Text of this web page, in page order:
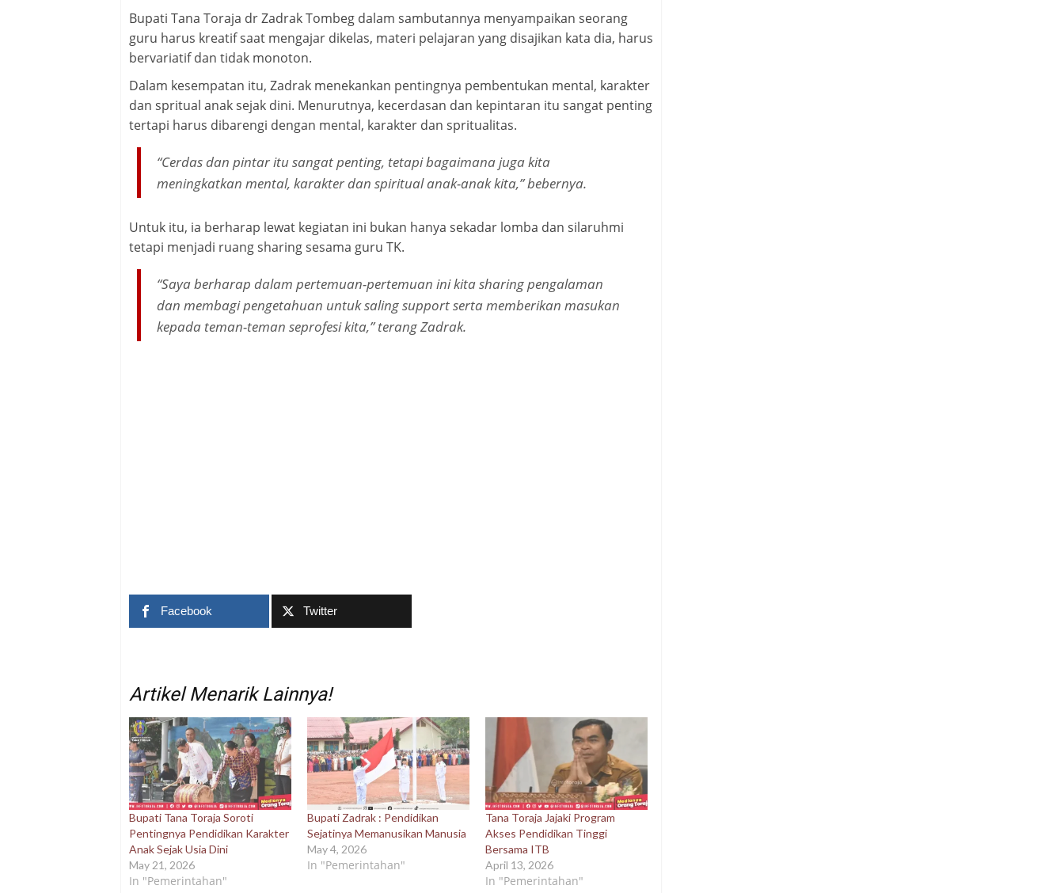
Bupati Tana Toraja dr Zadrak Tombeg dalam sambutannya menyampaikan seorang
guru harus kreatif saat mengajar dikelas, materi pelajaran yang disajikan kata dia, harus
bervariatif dan tidak monoton.
Dalam kesempatan itu, Zadrak menekankan pentingnya pembentukan mental, karakter
dan spritual anak sejak dini. Menurutnya, kecerdasan dan kepintaran itu sangat penting
tertapi harus dibarengi dengan mental, karakter dan spritualitas.
“Cerdas dan pintar itu sangat penting, tetapi bagaimana juga kita
meningkatkan mental, karakter dan spiritual anak-anak kita,” bebernya.
Untuk itu, ia berharap lewat kegiatan ini bukan hanya sekadar lomba dan silaruhmi
tetapi menjadi ruang sharing sesama guru TK.
“Saya berharap dalam pertemuan-pertemuan ini kita sharing pengalaman
dan membagi pengetahuan untuk saling support serta memberikan masukan
kepada teman-teman seprofesi kita,” terang Zadrak.
Facebook Twitter
Artikel Menarik Lainnya!
Bupati Tana Toraja Soroti
Pentingnya Pendidikan Karakter
Anak Sejak Usia Dini
May 21, 2026
In "Pemerintahan"
Bupati Zadrak : Pendidikan
Sejatinya Memanusikan Manusia
May 4, 2026
In "Pemerintahan"
Tana Toraja Jajaki Program
Akses Pendidikan Tinggi
Bersama ITB
April 13, 2026
In "Pemerintahan"